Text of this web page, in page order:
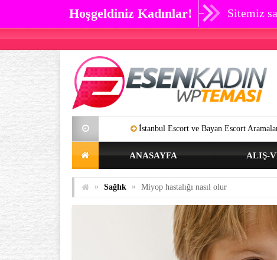
Hoşgeldiniz Kadınlar! Sitemiz
İstanbul Escort ve Bayan Escort Aramalarınıza Artık SON
ANASAYFA ALIŞ-
» Sağlık » Miyop hastalığı nasıl olur